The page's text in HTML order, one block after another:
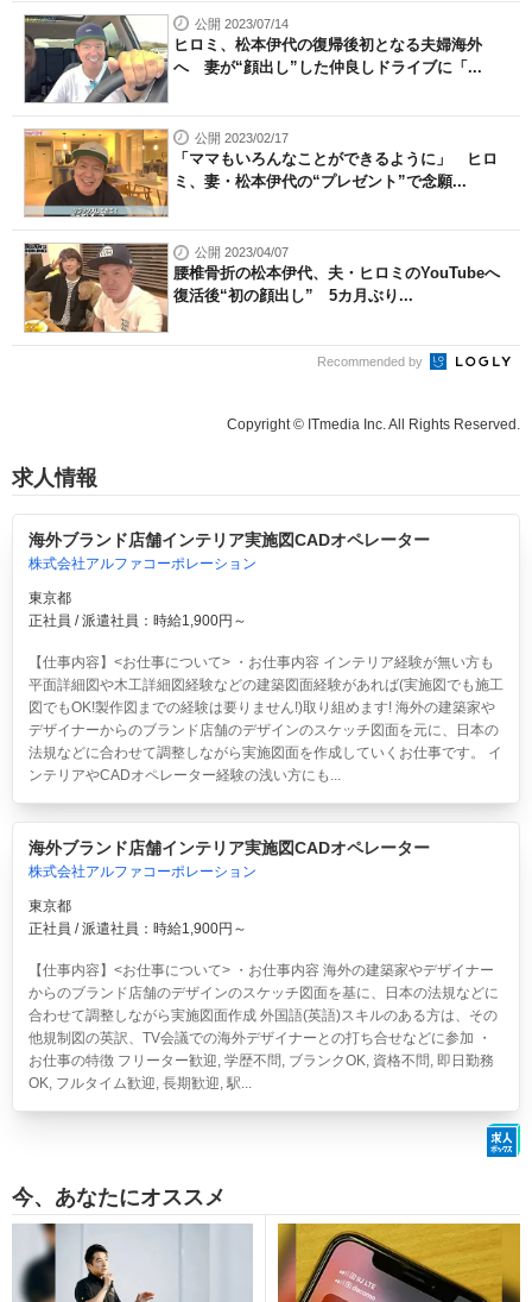
公開 2023/07/14
ヒロミ、松本伊代の復帰後初となる夫婦海外
へ 妻が“顔出し”した仲良しドライブに「...
公開 2023/02/17
「ママもいろんなことができるように」 ヒロ
ミ、妻・松本伊代の“プレゼント”で念願...
公開 2023/04/07
腰椎骨折の松本伊代、夫・ヒロミのYouTubeへ
復活後“初の顔出し” 5カ月ぶり...
Recommended by
Copyright © ITmedia Inc. All Rights Reserved.
求人情報
海外ブランド店舗インテリア実施図CADオペレーター
株式会社アルファコーポレーション
東京都
正社員 / 派遣社員：時給1,900円～
【仕事内容】<お仕事について> ・お仕事内容 インテリア経験が無い方も
平面詳細図や木工詳細図経験などの建築図面経験があれば(実施図でも施工
図でもOK!製作図までの経験は要りません!)取り組めます! 海外の建築家や
デザイナーからのブランド店舗のデザインのスケッチ図面を元に、日本の
法規などに合わせて調整しながら実施図面を作成していくお仕事です。 イ
ンテリアやCADオペレーター経験の浅い方にも...
海外ブランド店舗インテリア実施図CADオペレーター
株式会社アルファコーポレーション
東京都
正社員 / 派遣社員：時給1,900円～
【仕事内容】<お仕事について> ・お仕事内容 海外の建築家やデザイナー
からのブランド店舗のデザインのスケッチ図面を基に、日本の法規などに
合わせて調整しながら実施図面作成 外国語(英語)スキルのある方は、その
他規制図の英訳、TV会議での海外デザイナーとの打ち合せなどに参加 ・
お仕事の特徴 フリーター歓迎, 学歴不問, ブランクOK, 資格不問, 即日勤務
OK, フルタイム歓迎, 長期歓迎, 駅...
今、あなたにオススメ